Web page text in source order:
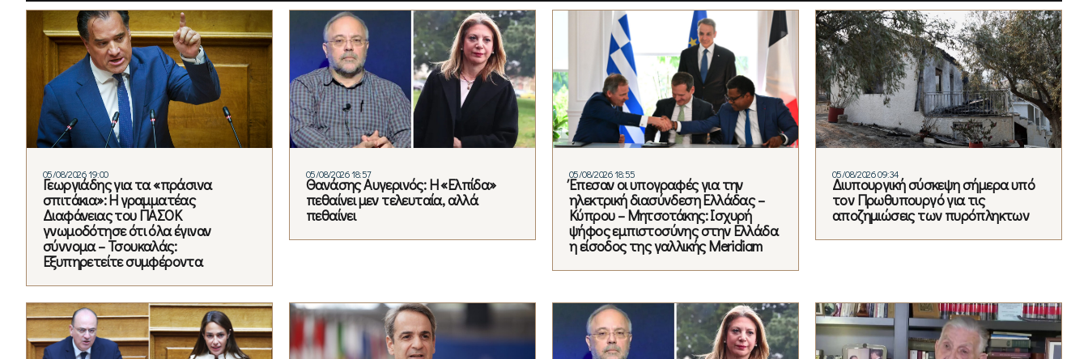
05/08/2026 19:00
Γεωργιάδης για τα «πράσινα
σπιτάκια»: Η γραμματέας
Διαφάνειας του ΠΑΣΟΚ
γνωμοδότησε ότι όλα έγιναν
σύννομα – Τσουκαλάς:
Εξυπηρετείτε συμφέροντα
05/08/2026 18:57
Θανάσης Αυγερινός: Η «Ελπίδα»
πεθαίνει μεν τελευταία, αλλά
πεθαίνει
05/08/2026 18:55
Έπεσαν οι υπογραφές για την
ηλεκτρική διασύνδεση Ελλάδας –
Κύπρου – Μητσοτάκης: Ισχυρή
ψήφος εμπιστοσύνης στην Ελλάδα
η είσοδος της γαλλικής Meridiam
05/08/2026 09:34
Διυπουργική σύσκεψη σήμερα υπό
τον Πρωθυπουργό για τις
αποζημιώσεις των πυρόπληκτων